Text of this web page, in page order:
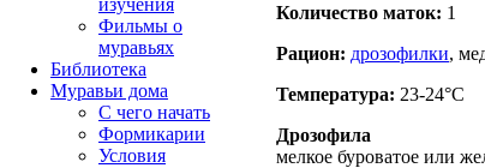
Количество маток: 1
Рацион: дрозофилки,
Температура: 23-24°C
Дрозофила
мелкое буроватое или
изучения
Фильмы о
муравьях
Библиотека
Муравьи дома
С чего начать
Формикарии
Условия